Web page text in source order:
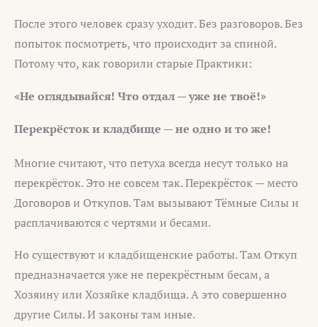
После этого человек сразу уходит. Без разговоров. Без
попыток посмотреть, что происходит за спиной.
Потому что, как говорили старые Практики:
«Не оглядывайся! Что отдал — уже не твоё!»
Перекрёсток и кладбище — не одно и то же!
Многие считают, что петуха всегда несут только на
перекрёсток. Это не совсем так. Перекрёсток — место
Договоров и Откупов. Там вызывают Тёмные Силы и
расплачиваются с чертями и бесами.
Но существуют и кладбищенские работы. Там Откуп
предназначается уже не перекрёстным бесам, а
Хозяину или Хозяйке кладбища. А это совершенно
другие Силы. И законы там иные.